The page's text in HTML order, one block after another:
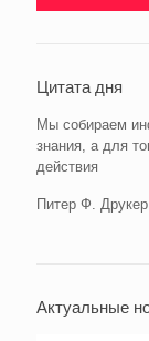
Цитата дня
Мы собираем
знания, а для
действия
Питер Ф. Друкер
Актуальные